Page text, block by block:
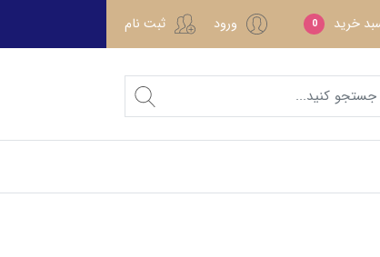
خرید 0 ورود ثبت نام